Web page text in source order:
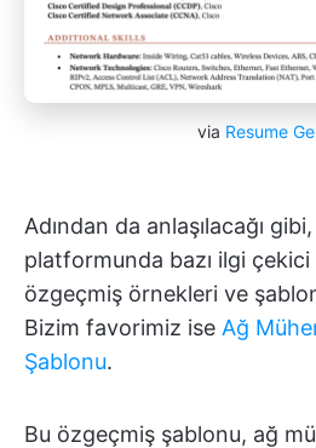
via Resume
Adından da anlaşılacağı
platformunda bazı ilgi
özgeçmiş örnekleri ve
Bizim favorimiz ise Ağ
Şablonu.
Bu özgeçmiş şablonu, ağ